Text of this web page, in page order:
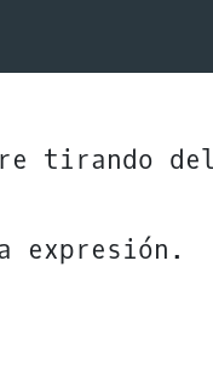
tirando
expresión.